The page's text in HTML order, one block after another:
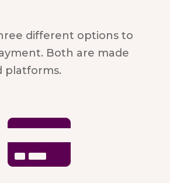
different options to
Both are made
platforms.
